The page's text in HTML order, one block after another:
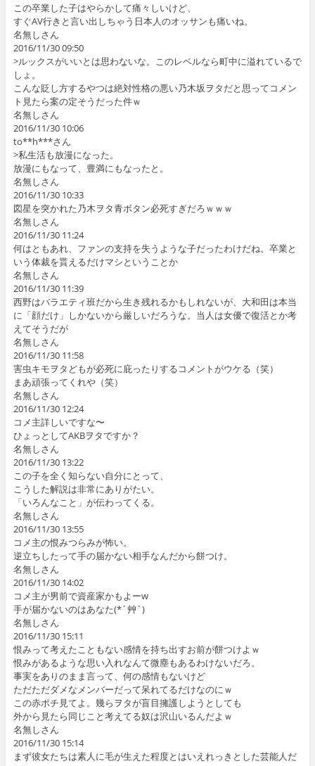
この卒業した子はやらかして痛々しいけど、
すぐAV行きと言い出しちゃう日本人のオッサンも痛いね。
名無しさん
2016/11/30 09:50
>ルックスがいいとは思わないな。このレベルなら町中に溢れているで
しょ。
こんな貶し方するやつは絶対性格の悪い乃木坂ヲタだと思ってコメン
ト見たら案の定そうだった件ｗ
名無しさん
2016/11/30 10:06
to**h***さん
>私生活も放漫になった。
放漫にもなって、豊満にもなったと。
名無しさん
2016/11/30 10:33
図星を突かれた乃木ヲタ青ボタン必死すぎだろｗｗｗ
名無しさん
2016/11/30 11:24
何はともあれ、ファンの支持を失うような子だったわけだね。卒業と
いう体裁を貰えるだけマシということか
名無しさん
2016/11/30 11:39
西野はバラエティ班だから生き残れるかもしれないが、大和田は本当
に「顔だけ」しかないから厳しいだろうな。当人は女優で復活とか考
えてそうだが
名無しさん
2016/11/30 11:58
害虫キモヲタどもが必死に庇ったりするコメントがウケる（笑）
まあ頑張ってくれや（笑）
名無しさん
2016/11/30 12:24
コメ主詳しいですな〜
ひょっとしてAKBヲタですか？
名無しさん
2016/11/30 13:22
この子を全く知らない自分にとって、
こうした解説は非常にありがたい。
「いろんなこと」が伝わってくる。
名無しさん
2016/11/30 13:55
コメ主の恨みつらみが怖い。
逆立ちしたって手の届かない相手なんだから餅つけ。
名無しさん
2016/11/30 14:02
コメ主が男前で資産家かもよーw
手が届かないのはあなた(*´艸`)
名無しさん
2016/11/30 15:11
恨みって考えたこともない感情を持ち出すお前が餅つけよｗ
恨みがあるような思い入れなんて微塵もあるわけないだろ。
事実をありのまま言って、何の感情もないけど
ただただダメなメンバーだって呆れてるだけなのにｗ
この赤ポチ見てよ。幾らヲタが盲目擁護しようとしても
外から見たら同じこと考えてる奴は沢山いるんだよｗ
名無しさん
2016/11/30 15:14
まず彼女たちは素人に毛が生えた程度とはいえれっきとした芸能人だ